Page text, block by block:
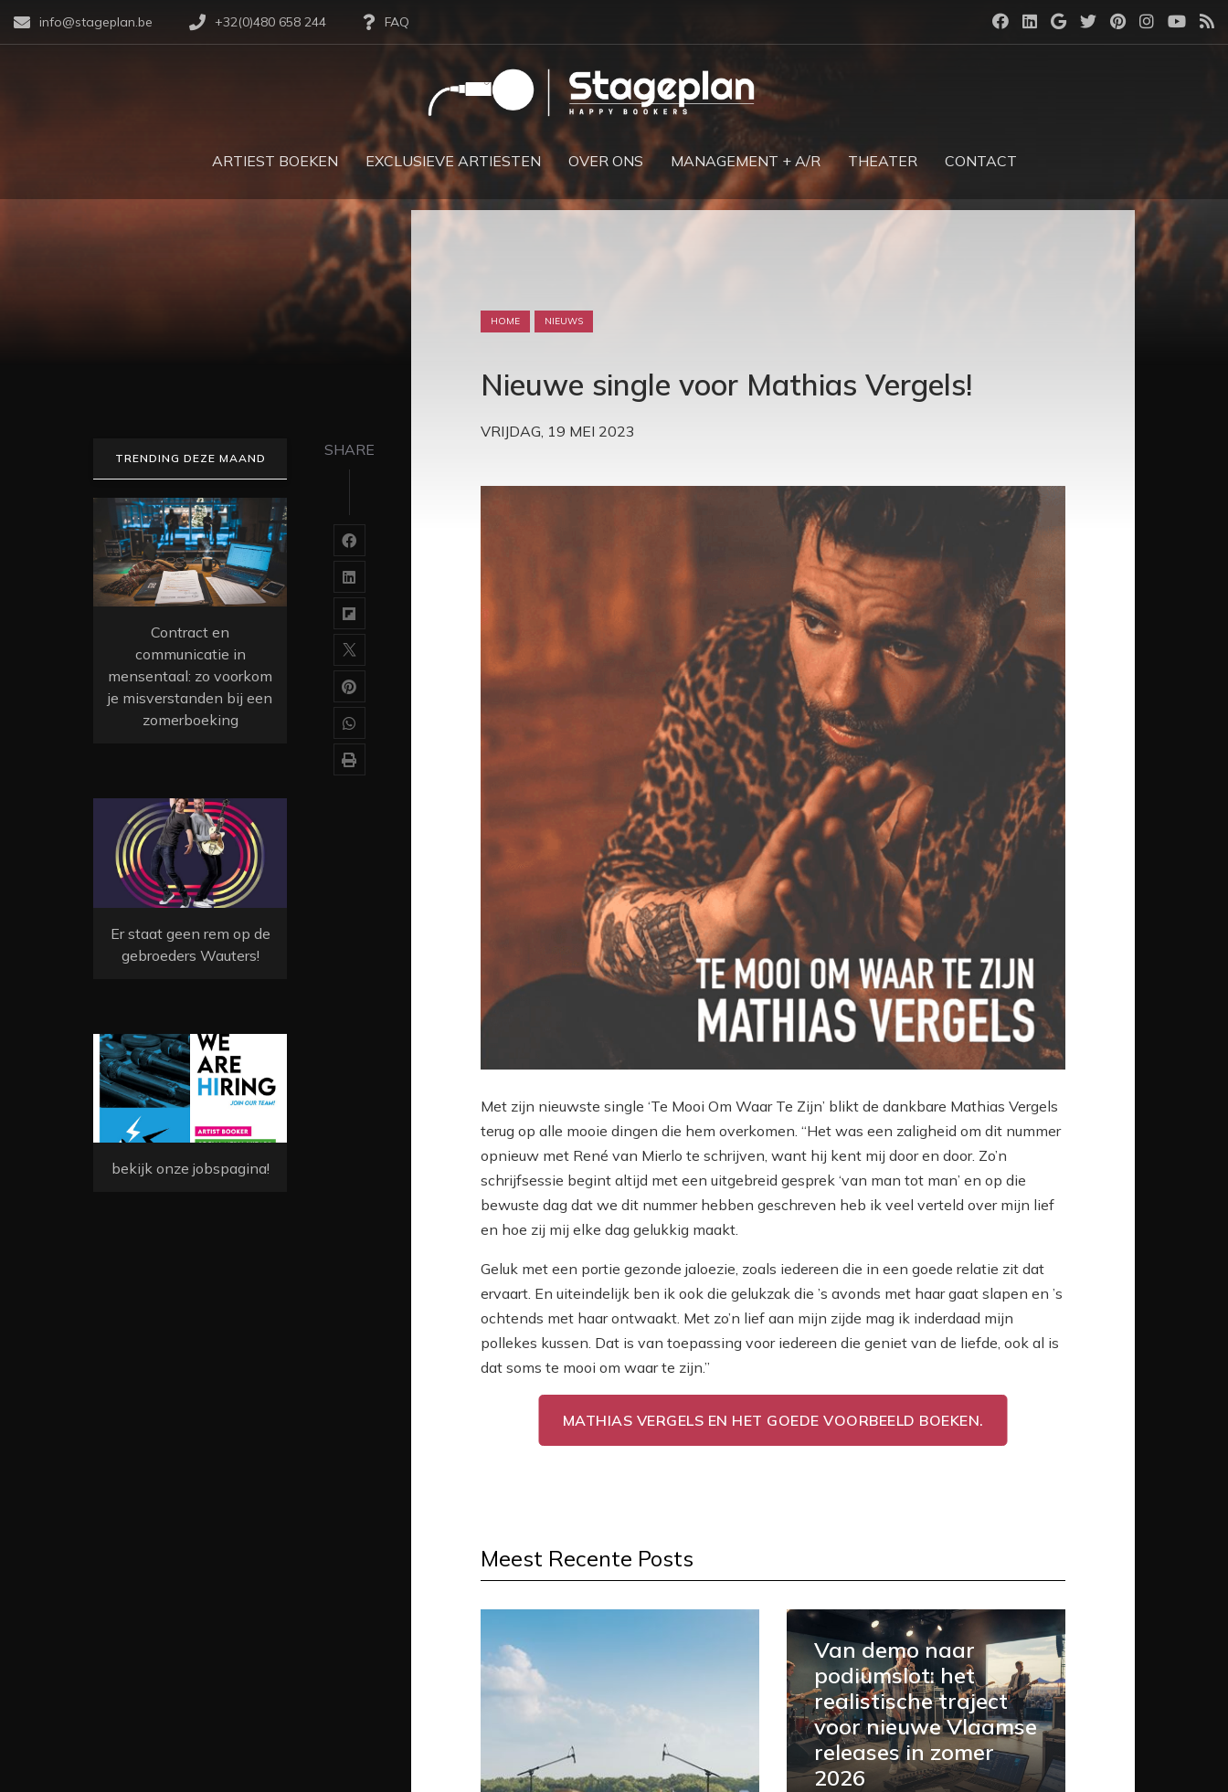
info@stageplan.be +32(0)480 658 244 FAQ
ARTIEST BOEKEN EXCLUSIEVE ARTIESTEN OVER ONS MANAGEMENT + A/R THEATER CONTACT
SHARE
HOME NIEUWS
Nieuwe single voor Mathias Vergels!
VRIJDAG, 19 MEI 2023
Met zijn nieuwste single ‘Te Mooi Om Waar Te Zijn’ blikt de dankbare Mathias Vergels
terug op alle mooie dingen die hem overkomen. “Het was een zaligheid om dit nummer
opnieuw met René van Mierlo te schrijven, want hij kent mij door en door. Zo’n
schrijfsessie begint altijd met een uitgebreid gesprek ‘van man tot man’ en op die
bewuste dag dat we dit nummer hebben geschreven heb ik veel verteld over mijn lief
en hoe zij mij elke dag gelukkig maakt.
Geluk met een portie gezonde jaloezie, zoals iedereen die in een goede relatie zit dat
ervaart. En uiteindelijk ben ik ook die gelukzak die ’s avonds met haar gaat slapen en ’s
ochtends met haar ontwaakt. Met zo’n lief aan mijn zijde mag ik inderdaad mijn
pollekes kussen. Dat is van toepassing voor iedereen die geniet van de liefde, ook al is
dat soms te mooi om waar te zijn.”
MATHIAS VERGELS EN HET GOEDE VOORBEELD BOEKEN.
Meest Recente Posts
Van demo naar
podiumslot: het
realistische traject
voor nieuwe Vlaamse
releases in zomer
2026
TRENDING DEZE MAAND
Contract en
communicatie in
mensentaal: zo voorkom
je misverstanden bij een
zomerboeking
Er staat geen rem op de
gebroeders Wauters!
bekijk onze jobspagina!